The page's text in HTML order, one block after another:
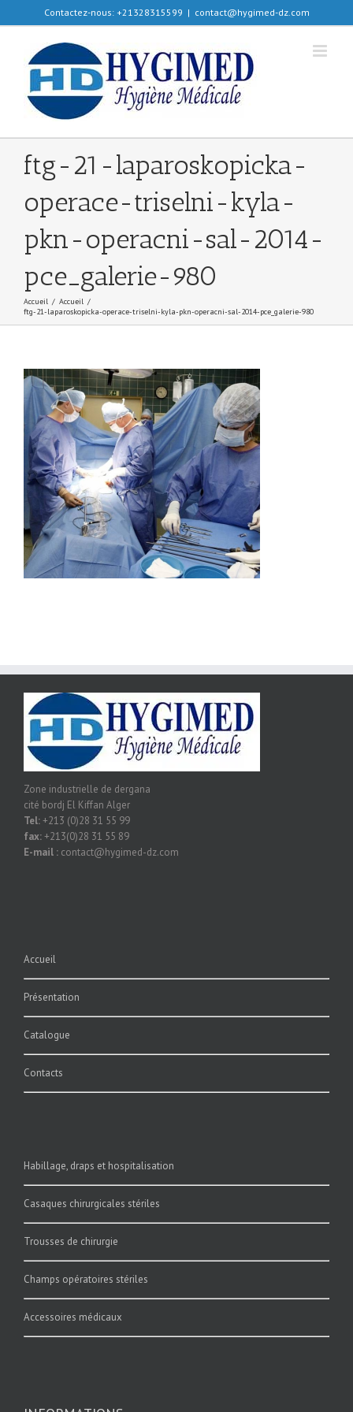
au
Contactez-nous: +21328315599 | contact@hygimed-dz.com
ftg-21-laparoskopicka-
operace-triselni-kyla-
pkn-operacni-sal-2014-
pce_galerie-980
Accueil / Accueil /
ftg-21-laparoskopicka-operace-triselni-kyla-pkn-operacni-sal-2014-pce_galerie-980
Zone industrielle de dergana
cité bordj El Kiffan Alger
Tel:+213 (0)28 31 55 99
fax:+213(0)28 31 55 89
E-mail : contact@hygimed-dz.com
Accueil
Présentation
Catalogue
Contacts
Habillage, draps et hospitalisation
Casaques chirurgicales stériles
Trousses de chirurgie
Champs opératoires stériles
Accessoires médicaux